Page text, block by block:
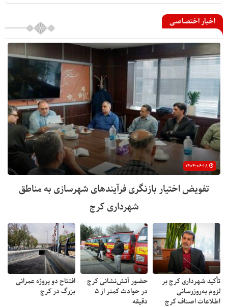
اخبار اختصاصی
تفویض اختیار بازنگری فرآیندهای شهرسازی به مناطق
شهرداری کرج
تأکید شهرداری کرج بر
لزوم به‌روزرسانی
اطلاعات اصناف کرج
حضور آتش‌نشانی کرج
در حوادث کمتر از ۵
دقیقه
افتتاح دو پروژه عمرانی
بزرگ در کرج